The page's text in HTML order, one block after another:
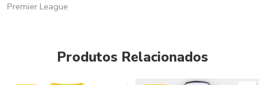
Premier League
Produtos Relacionados